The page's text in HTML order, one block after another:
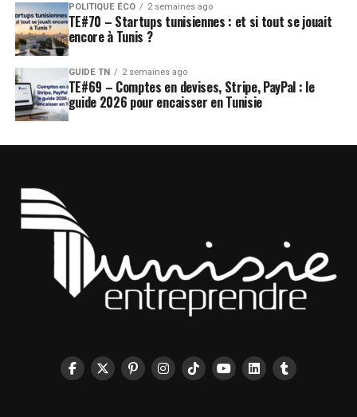
POLITIQUE ÉCO 2 semaines ago
TE#70 – Startups tunisiennes : et si tout se jouait
encore à Tunis ?
GUIDE TN 2 semaines ago
TE#69 – Comptes en devises, Stripe, PayPal : le
guide 2026 pour encaisser en Tunisie